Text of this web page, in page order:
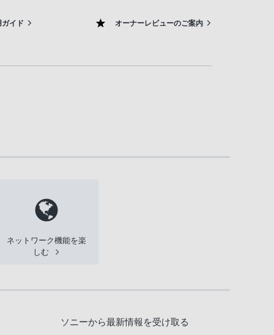
イド オーナーレビューのご案内
ネットワーク機能を楽
しむ
ソニーから最新情報を受け取る